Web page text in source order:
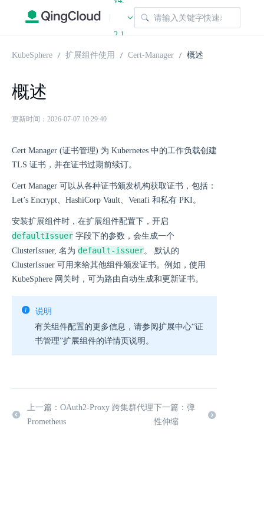
|
2.1
KubeSphere 扩展组件使用 Cert-Manager 概述
概述
更新时间：2026-07-07 10:29:40
Cert Manager (证书管理) 为 Kubernetes 中的工作负载创建
TLS 证书，并在证书过期前续订。
Cert Manager 可以从各种证书颁发机构获取证书，包括：
Let’s Encrypt、HashiCorp Vault、Venafi 和私有 PKI。
安装扩展组件时，在扩展组件配置下，开启
defaultIssuer 字段下的参数，会生成一个
ClusterIssuer, 名为 default-issuer。 默认的
ClusterIssuer 可用来给其他组件颁发证书。例如，使用
KubeSphere 网关时，可为路由自动生成和更新证书。
说明
有关组件配置的更多信息，请参阅扩展中心“证
书管理”扩展组件的详情页说明。
上一篇：OAuth2-Proxy 跨集群代理
Prometheus
下一篇：弹
性伸缩